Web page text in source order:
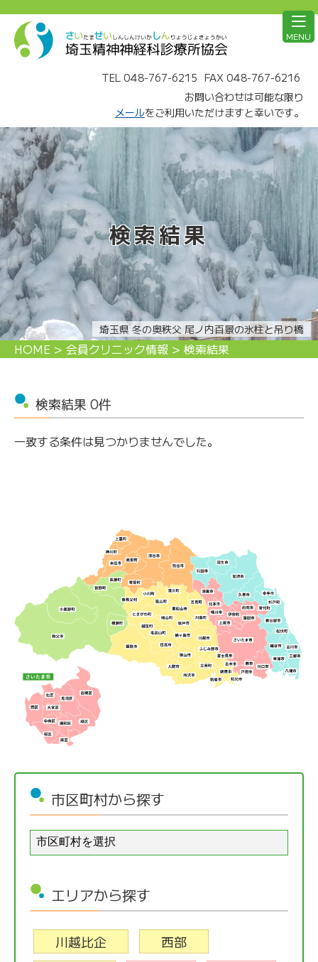
TEL 048-767-6215 FAX 048-767-6216
お問い合わせは可能な限り
メールをご利用いただけますと幸いです。
MENU
検索結果
埼玉県 冬の奥秩父 尾ノ内百景の氷柱と吊り橋
HOME > 会員クリニック情報 > 検索結果
検索結果 0件
一致する条件は見つかりませんでした。
市区町村から探す
エリアから探す
川越比企
西部